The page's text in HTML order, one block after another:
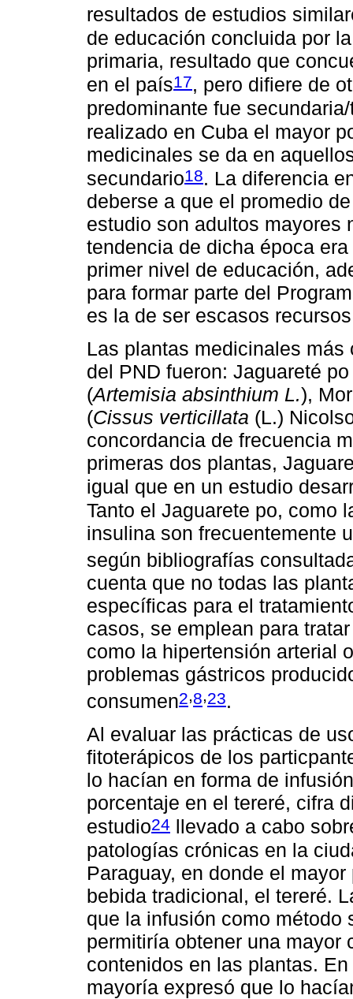
resultados de estudios
de educación concluida por
primaria, resultado que
en el país17, pero difiere de
predominante fue
realizado en Cuba el mayor
medicinales se da en
secundario18. La diferencia
deberse a que el promedio
estudio son adultos mayores
tendencia de dicha época
primer nivel de educación,
para formar parte del
es la de ser escasos
Las plantas medicinales
del PND fueron: Jaguareté po
(Artemisia absinthium L.),
(Cissus verticillata (L.)
concordancia de frecuencia
primeras dos plantas,
igual que en un estudio
Tanto el Jaguarete po, como
insulina son frecuentemente
según bibliografías
cuenta que no todas las
específicas para el
casos, se emplean para
como la hipertensión arterial
problemas gástricos
consumen2,8,23.
Al evaluar las prácticas de
fitoterápicos de los
lo hacían en forma de
porcentaje en el tereré, cifra
estudio24 llevado a cabo
patologías crónicas en la
Paraguay, en donde el
bebida tradicional, el tereré.
que la infusión como
permitiría obtener una mayor
contenidos en las plantas.
mayoría expresó que lo